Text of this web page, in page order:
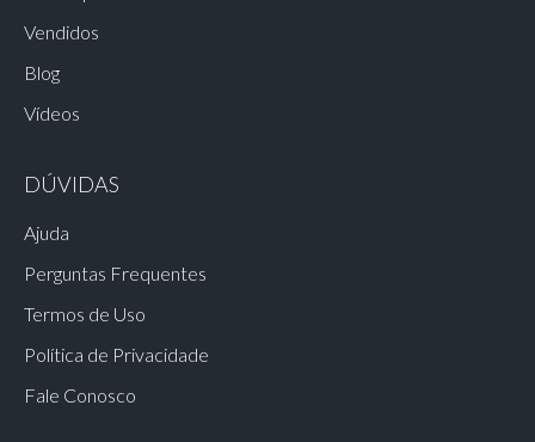
Vendidos
Blog
Vídeos
DÚVIDAS
Ajuda
Perguntas Frequentes
Termos de Uso
Política de Privacidade
Fale Conosco